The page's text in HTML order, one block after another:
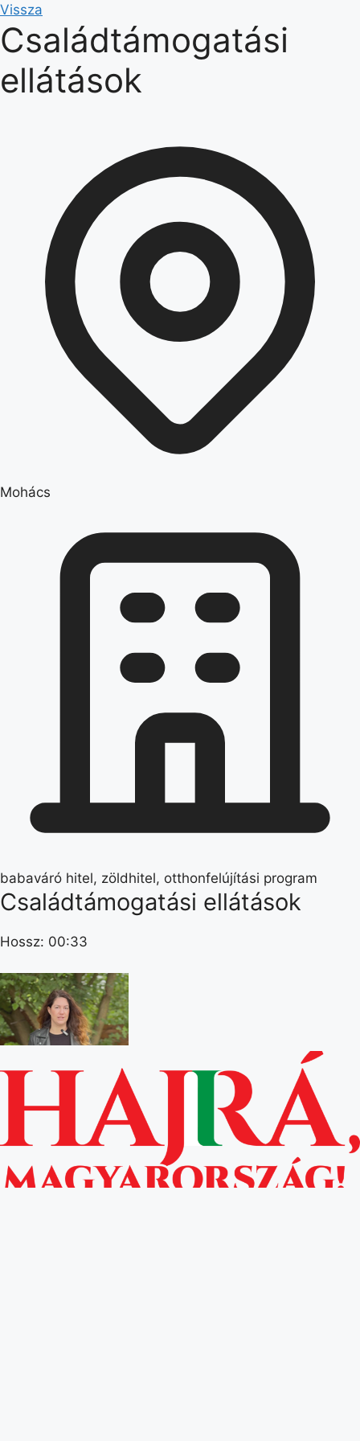
Kilépés
a
tartalomba
Vissza
Családtámogatási
ellátások
Mohács
babaváró hitel, zöldhitel, otthonfelújítási program
Családtámogatási ellátások
Hossz: 00:33